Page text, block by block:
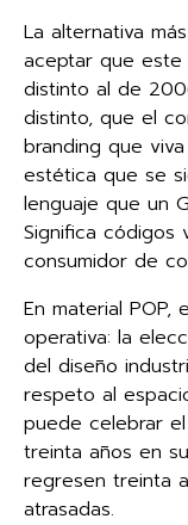
La alternativa
aceptar que este
distinto al de
distinto, que el
branding que
estética que se
lenguaje que un
Significa códigos
consumidor de
En material POP,
operativa: la
del diseño
respeto al
puede celebrar
treinta años en
regresen treinta
atrasadas.